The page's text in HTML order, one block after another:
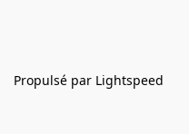
Propulsé par Lightspeed